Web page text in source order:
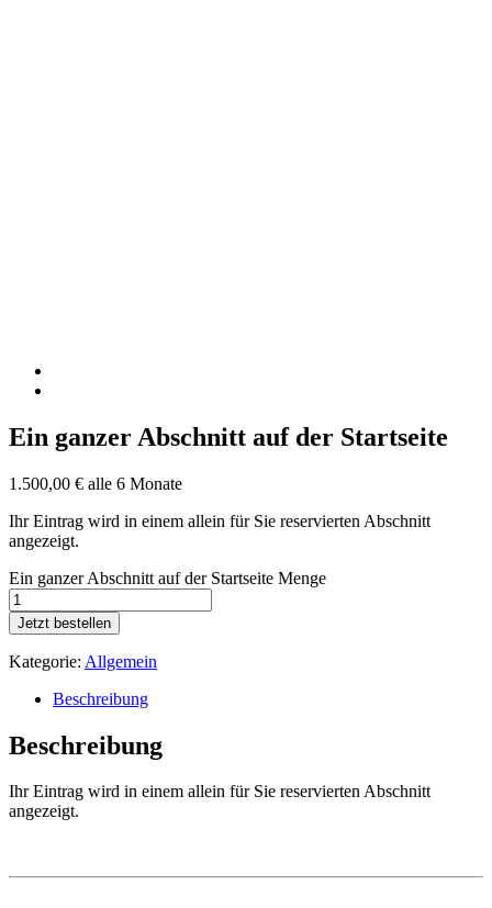
Ein ganzer Abschnitt auf der Startseite
1.500,00 € alle 6 Monate
Ihr Eintrag wird in einem allein für Sie reservierten Abschnitt
angezeigt.
Ein ganzer Abschnitt auf der Startseite Menge
Jetzt bestellen
Kategorie: Allgemein
Beschreibung
Beschreibung
Ihr Eintrag wird in einem allein für Sie reservierten Abschnitt
angezeigt.